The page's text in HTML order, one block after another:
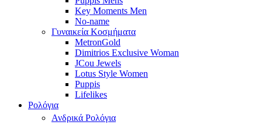
Key Moments Men
No-name
Γυναικεία Κοσμήματα
MetronGold
Dimitrios Exclusive Woman
JCou Jewels
Lotus Style Women
Puppis
Lifelikes
Ρολόγια
Ανδρικά Ρολόγια